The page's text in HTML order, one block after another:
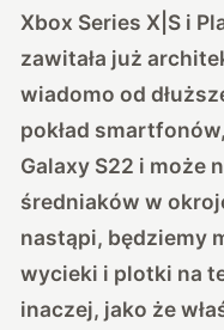
Xbox Series X|S i
zawitała już
wiadomo od
pokład
Galaxy S22 i może
średniaków w
nastąpi, będziemy
wycieki i plotki na
inaczej, jako że